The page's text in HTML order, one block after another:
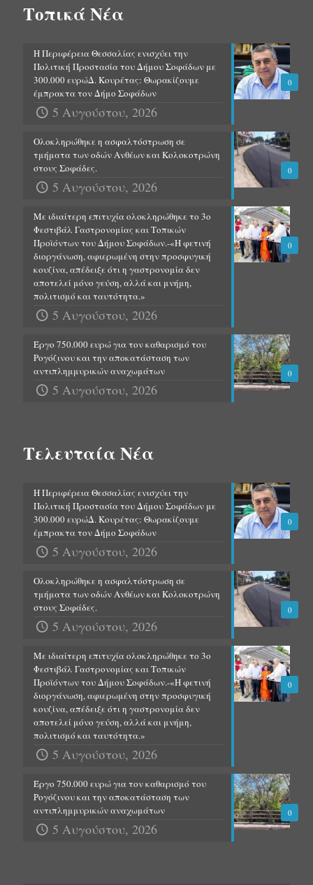
Τοπικά Νέα
0
Η Περιφέρεια Θεσσαλίας ενισχύει την
Πολιτική Προστασία του Δήμου Σοφάδων με
300.000 ευρώΔ. Κουρέτας: Θωρακίζουμε
έμπρακτα τον Δήμο Σοφάδων
5 Αυγούστου, 2026
0
Ολοκληρώθηκε η ασφαλτόστρωση σε
τμήματα των οδών Ανθέων και Κολοκοτρώνη
στους Σοφάδες.
5 Αυγούστου, 2026
0
Με ιδιαίτερη επιτυχία ολοκληρώθηκε το 3ο
Φεστιβάλ Γαστρονομίας και Τοπικών
Προϊόντων του Δήμου Σοφάδων.-«Η φετινή
διοργάνωση, αφιερωμένη στην προσφυγική
κουζίνα, απέδειξε ότι η γαστρονομία δεν
αποτελεί μόνο γεύση, αλλά και μνήμη,
πολιτισμό και ταυτότητα.»
5 Αυγούστου, 2026
0
Έργο 750.000 ευρώ για τον καθαρισμό του
Ρογόζινου και την αποκατάσταση των
αντιπλημμυρικών αναχωμάτων
5 Αυγούστου, 2026
Τελευταία Νέα
0
Η Περιφέρεια Θεσσαλίας ενισχύει την
Πολιτική Προστασία του Δήμου Σοφάδων με
300.000 ευρώΔ. Κουρέτας: Θωρακίζουμε
έμπρακτα τον Δήμο Σοφάδων
5 Αυγούστου, 2026
0
Ολοκληρώθηκε η ασφαλτόστρωση σε
τμήματα των οδών Ανθέων και Κολοκοτρώνη
στους Σοφάδες.
5 Αυγούστου, 2026
0
Με ιδιαίτερη επιτυχία ολοκληρώθηκε το 3ο
Φεστιβάλ Γαστρονομίας και Τοπικών
Προϊόντων του Δήμου Σοφάδων.-«Η φετινή
διοργάνωση, αφιερωμένη στην προσφυγική
κουζίνα, απέδειξε ότι η γαστρονομία δεν
αποτελεί μόνο γεύση, αλλά και μνήμη,
πολιτισμό και ταυτότητα.»
5 Αυγούστου, 2026
0
Έργο 750.000 ευρώ για τον καθαρισμό του
Ρογόζινου και την αποκατάσταση των
αντιπλημμυρικών αναχωμάτων
5 Αυγούστου, 2026